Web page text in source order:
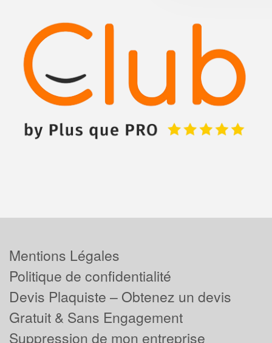
Mentions Légales
Politique de confidentialité
Devis Plaquiste – Obtenez un devis
Gratuit & Sans Engagement
Suppression de mon entreprise